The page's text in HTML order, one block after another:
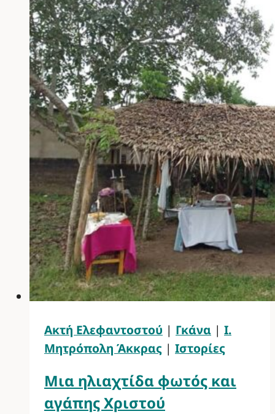
Ακτή Ελεφαντοστού | Γκάνα | Ι.
Μητρόπολη Άκκρας | Ιστορίες
Μια ηλιαχτίδα φωτός και
αγάπης Χριστού